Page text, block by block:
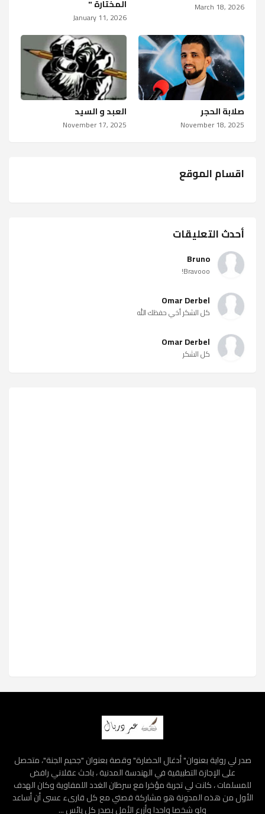
March 18, 2026 المختارة "
January 11, 2026
صلابة الحجر
November 18, 2025
العبد و السيد
November 17, 2025
اقسام الموقع
أحدث التعليقات
Bruno
Bravooo!
Omar Derbel
كل الشكر أخي حفظك الله
Omar Derbel
كل الشكر
صدر لي رواية بعنوان" أدغال الحضارة" وقصة بعنوان "جحيم الجنة"، متحصل
على الإجازة التطبيقية في الهندسة المدنية ، باحث عقلاني رافض
للمسلمات ، كانت لي تجربة مؤخرا مع سرطان الغدد اللمفاوية وكان الهدف
الأول من هذه المدونة هو مشاركة قصتي مع كل قارىء عسى أن أساعد
ولو شخصا واحدا وأزرع الأمل بصدر كل يائس ...